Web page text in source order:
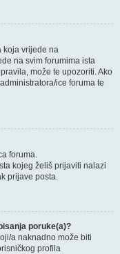
koja vrijede na
na svim forumima ista
može te upozoriti. Ako
ice foruma te
foruma.
kojeg želiš prijaviti nalazi
prijave posta.
poruke(a)?
a naknadno može biti
profila